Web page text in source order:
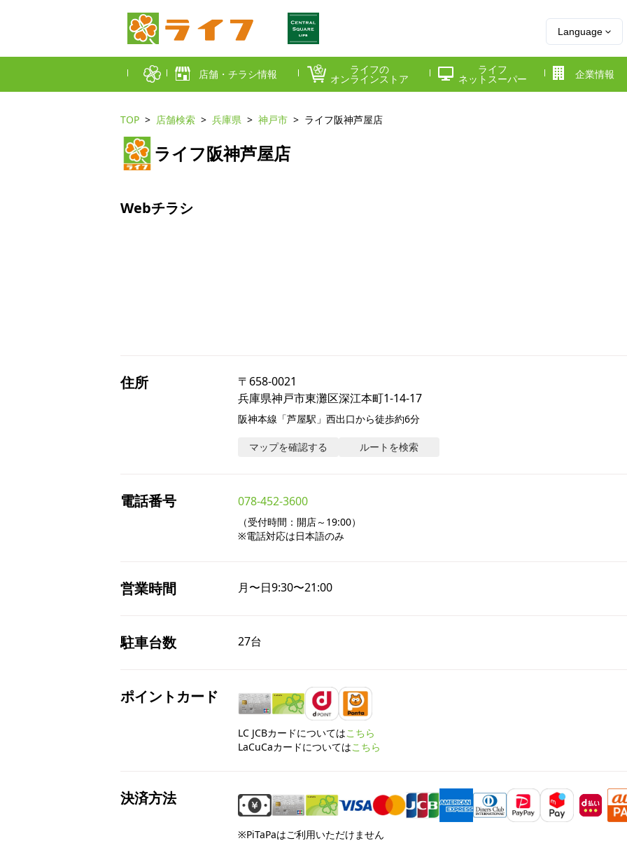
Language
店舗・チラシ情報
東京都
大阪市
ライフの
オンラインストア
ライフ
ネットスーパー
企業情報
TOP 店舗検索 兵庫県 神戸市 ライフ阪神芦屋店
ライフ阪神芦屋店
Webチラシ
住所 〒 658-0021
兵庫県神戸市東灘区深江本町1-14-17
阪神本線「芦屋駅」西出口から徒歩約6分
マップを確認する ルートを検索
電話番号 078-452-3600
（受付時間：開店～19:00）
※電話対応は日本語のみ
営業時間 月〜日9:30〜21:00
駐車台数 27台
ポイントカード
LC JCBカードについてはこちら
LaCuCaカードについてはこちら
決済方法
※PiTaPaはご利用いただけません